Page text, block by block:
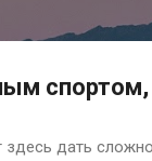
спортом,
дать